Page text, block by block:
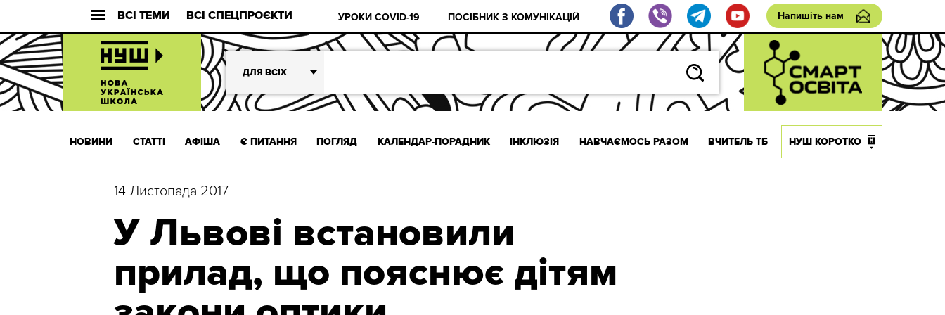
ВСІ ТЕМИ ВСІ СПЕЦПРОЄКТИ УРОКИ COVID-19 ПОСІБНИК З КОМУНІКАЦІЙ Напишіть нам
ДЛЯ ВСІХ
НОВИНИ СТАТТІ АФІША Є ПИТАННЯ ПОГЛЯД КАЛЕНДАР-ПОРАДНИК ІНКЛЮЗІЯ НАВЧАЄМОСЬ РАЗОМ ВЧИТЕЛЬ ТБ НУШ КОРОТКО
14 Листопада 2017
У Львові встановили
прилад, що пояснює дітям